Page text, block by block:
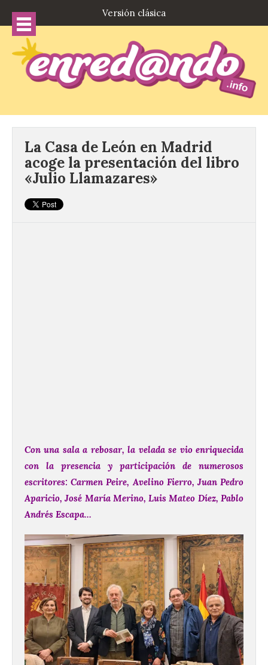
Versión clásica
La Casa de León en Madrid
acoge la presentación del libro
«Julio Llamazares»
Con una sala a rebosar, la velada se vio enriquecida
con la presencia y participación de numerosos
escritores: Carmen Peire, Avelino Fierro, Juan Pedro
Aparicio, José María Merino, Luis Mateo Díez, Pablo
Andrés Escapa…